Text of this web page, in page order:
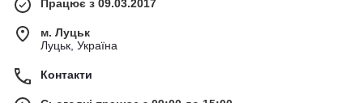
Працює з 09.03.2017
м. Луцьк
Луцьк, Україна
Контакти